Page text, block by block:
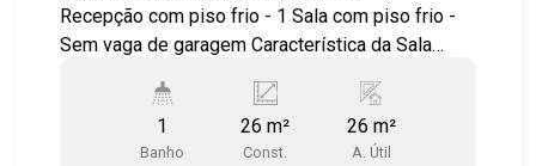
Recepção com piso frio - 1 Sala com piso frio -
Sem vaga de garagem Característica da Sala
Hall amplo de espera para atendimento de
1
Banho
26 m²
Const.
26 m²
A. Útil